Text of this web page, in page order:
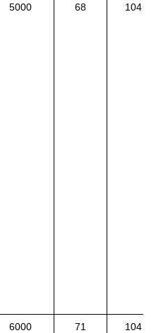
5000 68 104
6000 71 104